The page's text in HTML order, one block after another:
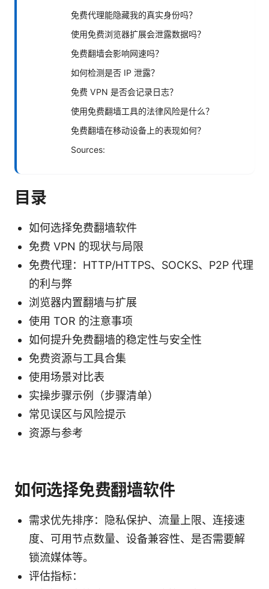
免费代理能隐藏我的真实身份吗？
使用免费浏览器扩展会泄露数据吗？
免费翻墙会影响网速吗？
如何检测是否 IP 泄露？
免费 VPN 是否会记录日志？
使用免费翻墙工具的法律风险是什么？
免费翻墙在移动设备上的表现如何？
Sources:
目录
如何选择免费翻墙软件
免费 VPN 的现状与局限
免费代理：HTTP/HTTPS、SOCKS、P2P 代理
的利与弊
浏览器内置翻墙与扩展
使用 TOR 的注意事项
如何提升免费翻墙的稳定性与安全性
免费资源与工具合集
使用场景对比表
实操步骤示例（步骤清单）
常见误区与风险提示
资源与参考
如何选择免费翻墙软件
需求优先排序：隐私保护、流量上限、连接速
度、可用节点数量、设备兼容性、是否需要解
锁流媒体等。
评估指标：